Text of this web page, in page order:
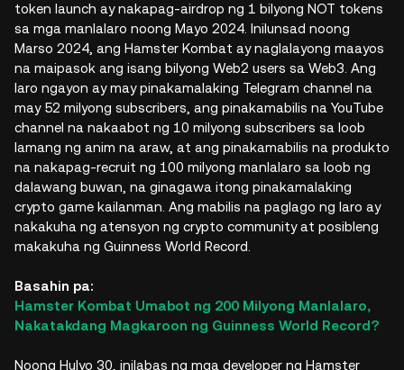
token launch ay nakapag-airdrop ng 1 bilyong NOT tokens
sa mga manlalaro noong Mayo 2024. Inilunsad noong
Marso 2024, ang Hamster Kombat ay naglalayong maayos
na maipasok ang isang bilyong Web2 users sa Web3. Ang
laro ngayon ay may pinakamalaking Telegram channel na
may 52 milyong subscribers, ang pinakamabilis na YouTube
channel na nakaabot ng 10 milyong subscribers sa loob
lamang ng anim na araw, at ang pinakamabilis na produkto
na nakapag-recruit ng 100 milyong manlalaro sa loob ng
dalawang buwan, na ginagawa itong pinakamalaking
crypto game kailanman. Ang mabilis na paglago ng laro ay
nakakuha ng atensyon ng crypto community at posibleng
makakuha ng Guinness World Record.
Basahin pa:
Hamster Kombat Umabot ng 200 Milyong Manlalaro,
Nakatakdang Magkaroon ng Guinness World Record?
Noong Hulyo 30, inilabas ng mga developer ng Hamster